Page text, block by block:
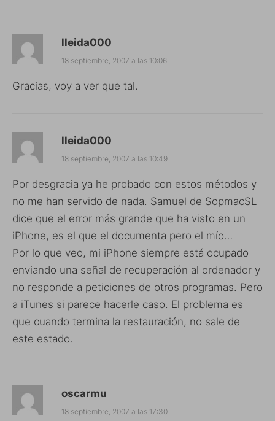
lleida000
18 septiembre, 2007 a las 10:06
Gracias, voy a ver que tal.
lleida000
18 septiembre, 2007 a las 10:49
Por desgracia ya he probado con estos métodos y
no me han servido de nada. Samuel de SopmacSL
dice que el error más grande que ha visto en un
iPhone, es el que el documenta pero el mío…
Por lo que veo, mi iPhone siempre está ocupado
enviando una señal de recuperación al ordenador y
no responde a peticiones de otros programas. Pero
a iTunes si parece hacerle caso. El problema es
que cuando termina la restauración, no sale de
este estado.
oscarmu
18 septiembre, 2007 a las 17:30